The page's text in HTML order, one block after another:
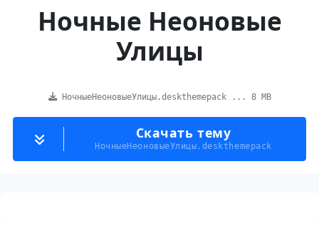
Ночные Неоновые
Улицы
НочныеНеоновыеУлицы.deskthemepack ... 8 MB
Скачать тему
НочныеНеоновыеУлицы.deskthemepack